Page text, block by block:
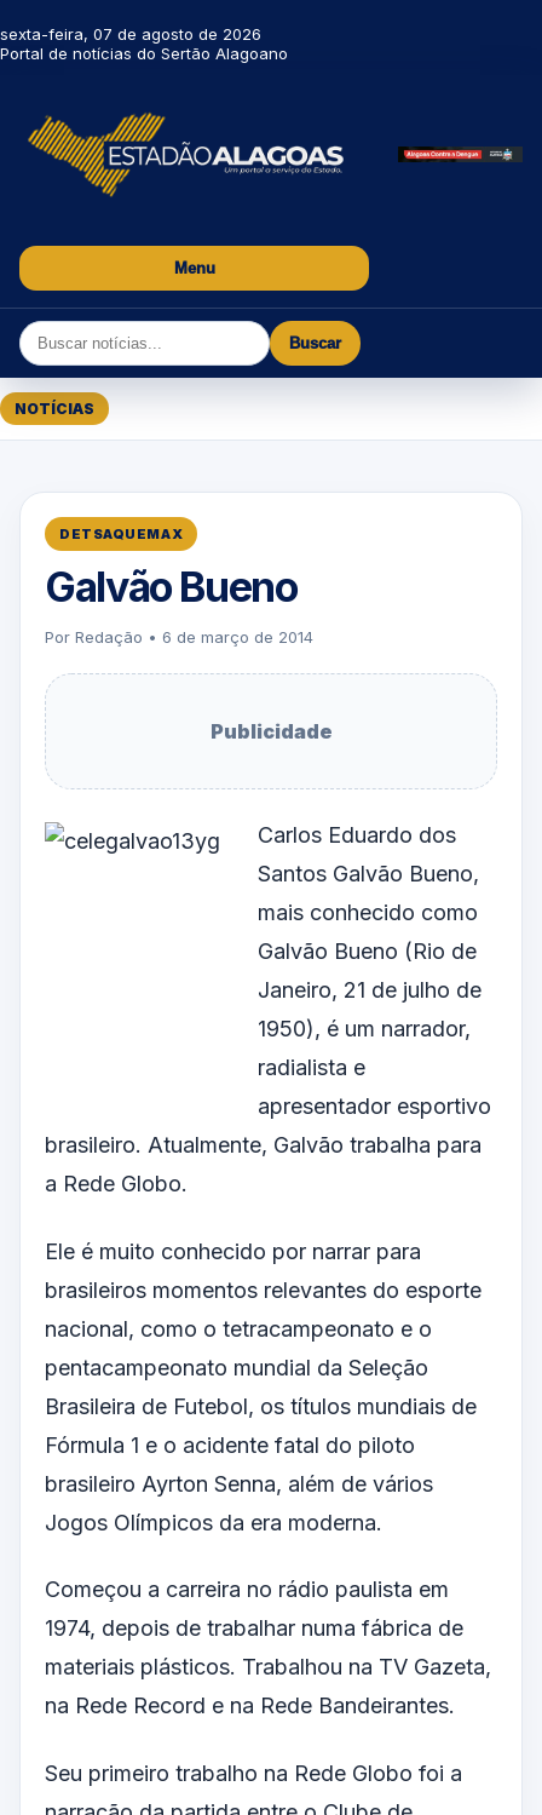
sexta-feira, 07 de agosto de 2026
Portal de notícias do Sertão Alagoano
Menu
Buscar
NOTÍCIAS
DETSAQUEMAX
Galvão Bueno
Por Redação • 6 de março de 2014
Publicidade
Carlos Eduardo dos
Santos Galvão Bueno,
mais conhecido como
Galvão Bueno (Rio de
Janeiro, 21 de julho de
1950), é um narrador,
radialista e
apresentador esportivo
brasileiro. Atualmente, Galvão trabalha para
a Rede Globo.
Ele é muito conhecido por narrar para
brasileiros momentos relevantes do esporte
nacional, como o tetracampeonato e o
pentacampeonato mundial da Seleção
Brasileira de Futebol, os títulos mundiais de
Fórmula 1 e o acidente fatal do piloto
brasileiro Ayrton Senna, além de vários
Jogos Olímpicos da era moderna.
Começou a carreira no rádio paulista em
1974, depois de trabalhar numa fábrica de
materiais plásticos. Trabalhou na TV Gazeta,
na Rede Record e na Rede Bandeirantes.
Seu primeiro trabalho na Rede Globo foi a